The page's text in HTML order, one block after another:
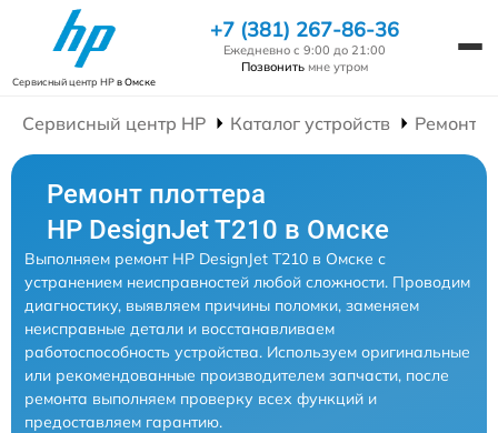
Сервисный центр HPв Омске
+7 (381) 267-86-36
Ежедневно с 9:00 до 21:00
Позвонить мне утром
Сервисный центр HP Каталог устройств Ремонт
Ремонт плоттера
HP DesignJet T210 в Омске
Выполняем ремонт HP DesignJet T210 в Омске с
устранением неисправностей любой сложности. Проводим
диагностику, выявляем причины поломки, заменяем
неисправные детали и восстанавливаем
работоспособность устройства. Используем оригинальные
или рекомендованные производителем запчасти, после
ремонта выполняем проверку всех функций и
предоставляем гарантию.